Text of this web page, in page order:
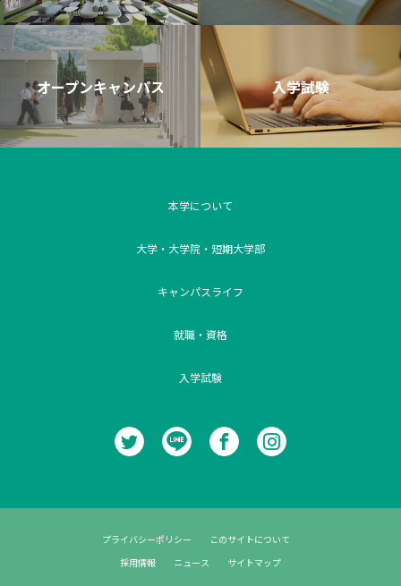
オープンキャンパス 入学試験
本学について
大学・大学院・短期大学部
キャンパスライフ
就職・資格
入学試験
プライバシーポリシー
このサイトについて
採用情報
ニュース サイトマップ